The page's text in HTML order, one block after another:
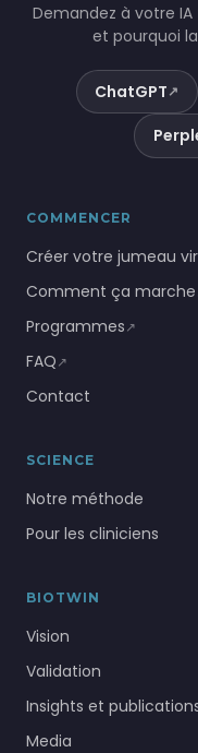
Demandez à votre
et pourquoi
ChatGPT↗
COMMENCER
Créer votre jumeau
Comment ça marche
Programmes↗
FAQ↗
Contact
SCIENCE
Notre méthode
Pour les cliniciens
BIOTWIN
Vision
Validation
Insights et
Media